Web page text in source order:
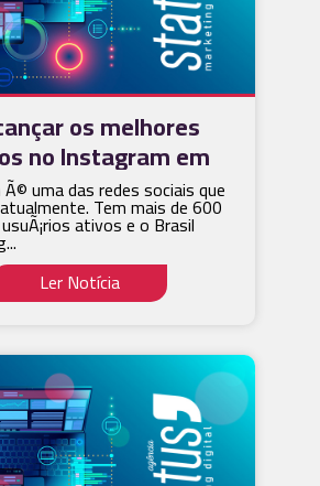
os melhores
no Instagram em
uma das redes sociais que
Tem mais de 600
ativos e o Brasil
Ler Notícia